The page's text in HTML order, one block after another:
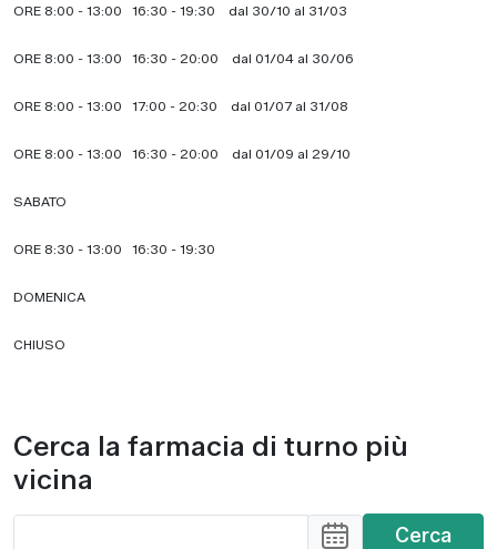
ORE 8:00 - 13:00 16:30 - 19:30 dal 30/10 al 31/03
ORE 8:00 - 13:00 16:30 - 20:00 dal 01/04 al 30/06
ORE 8:00 - 13:00 17:00 - 20:30 dal 01/07 al 31/08
ORE 8:00 - 13:00 16:30 - 20:00 dal 01/09 al 29/10
SABATO
ORE 8:30 - 13:00 16:30 - 19:30
DOMENICA
CHIUSO
Cerca la farmacia di turno più
vicina
Cerca